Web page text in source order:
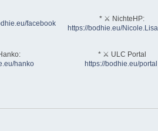
facebook
* ⚔ NichteHP:
https://bodhie.eu/
hanko
* ⚔ ULC Portal
https://bodhie.eu/portal